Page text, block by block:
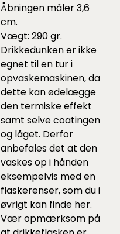
Åbningen måler 3,6
cm.
Vægt: 290 gr.
Drikkedunken er ikke
egnet til en tur i
opvaskemaskinen, da
dette kan ødelægge
den termiske effekt
samt selve coatingen
og låget. Derfor
anbefales det at den
vaskes op i hånden
eksempelvis med en
flaskerenser, som du i
øvrigt kan finde her.
Vær opmærksom på